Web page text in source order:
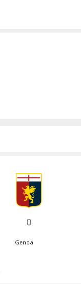
0
Genoa